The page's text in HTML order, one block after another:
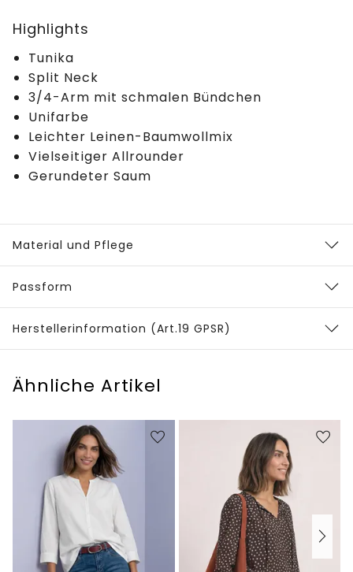
Highlights
Tunika
Split Neck
3/4-Arm mit schmalen Bündchen
Unifarbe
Leichter Leinen-Baumwollmix
Vielseitiger Allrounder
Gerundeter Saum
Material und Pflege
Passform
Herstellerinformation (Art.19 GPSR)
Ähnliche Artikel